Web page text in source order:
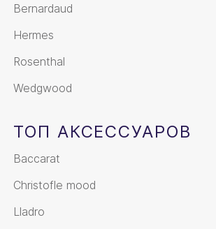
Bernardaud
Hermes
Rosenthal
Wedgwood
ТОП АКСЕССУАРОВ
Baccarat
Christofle mood
Lladro